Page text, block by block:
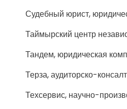
Судебный юрист,
Таймырский центр
Тандем, юридическая
Терза, аудиторско-
Техсервис, научно-